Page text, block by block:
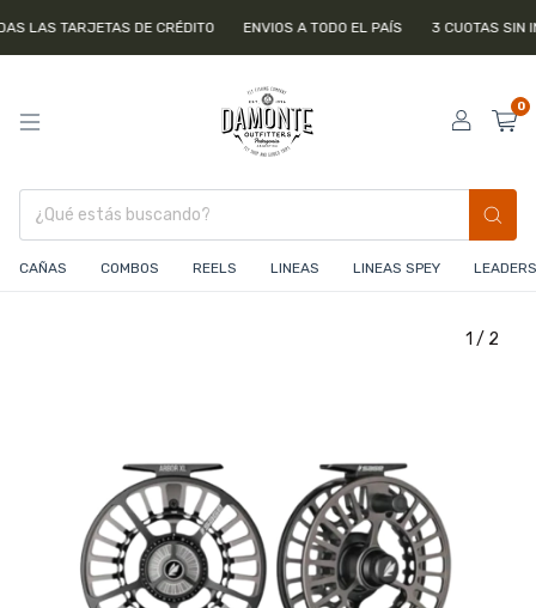
LAS TARJETAS DE CRÉDITO ENVIOS A TODO EL PAÍS 3 CUOTAS SIN
0
CAÑAS COMBOS REELS LINEAS LINEAS SPEY
1 / 2